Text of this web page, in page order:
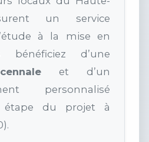
un service
à la mise en
bénéficiez d’une
et d’un
personnalisé
étape du projet à